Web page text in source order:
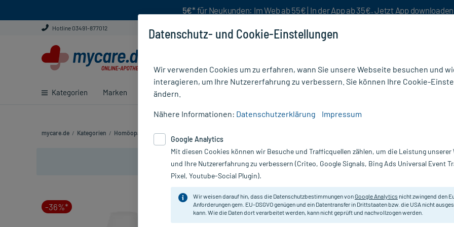
5€* für Neukunden: Im Web ab 55€ | In der App ab 35€. Jetzt App downloaden
Hotline 03491-877012
Kategorien Marken Ratgeber
mycare.de / Kategorien / Homöopathie / Einzelmittel
Nur für kurze Zeit:Gratis-Versand* ab 19€ Mindestbestellwert!
-36%*
Erfahrungen &
Arnica D12
Datenschutz- und Cookie-Einstellungen
Wir verwenden Cookies um zu erfahren, wann Sie unsere Webseite besuchen und
interagieren, um Ihre Nutzererfahrung zu verbessern. Sie können Ihre Cookie-
ändern.
Nähere Informationen: Datenschutzerklärung Impressum
Google Analytics
Mit diesen Cookies können wir Besuche und Trafficquellen zählen, um die Leistung unserer
und Ihre Nutzererfahrung zu verbessern (Criteo, Google Signals, Bing Ads Universal Event
Pixel, Youtube-Social Plugin).
Wir weisen darauf hin, dass die Datenschutzbestimmungen vonGoogle Analytics nicht zwingend den
Anforderungen gem. EU-DSGVO genügen und ein Datentransfer in Drittstaaten bzw. die USA nicht
kann. Wie die Daten dort verarbeitet werden, kann nicht geprüft und nachvollzogen werden.